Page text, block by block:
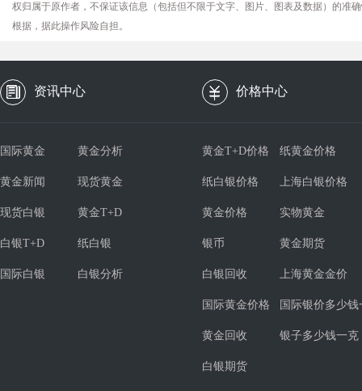
权归属于原作者，不保证该信息（包括但不限于文字、图片、图表及数据）的准
根据，据此操作风险自担。
资讯中心 价格中心
国际黄金 黄金分析
黄金新闻 现货黄金
现货白银 黄金T+D
白银T+D 纸白银
国际白银 白银分析
黄金T+D价格 纸黄金价格
纸白银价格 上海白银价格
黄金价格 实物黄金
银币 黄金期货
白银回收 上海黄金金价
国际黄金价格 国际银价多少钱
黄金回收 银子多少钱一克
白银期货